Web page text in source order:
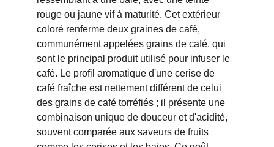
rouge ou jaune vif à maturité. Cet extérieur
coloré renferme deux graines de café,
communément appelées grains de café, qui
sont le principal produit utilisé pour infuser le
café. Le profil aromatique d'une cerise de
café fraîche est nettement différent de celui
des grains de café torréfiés ; il présente une
combinaison unique de douceur et d'acidité,
souvent comparée aux saveurs de fruits